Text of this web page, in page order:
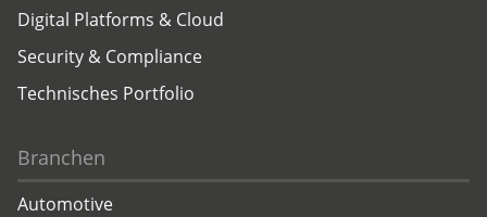
Digital Platforms & Cloud
Security & Compliance
Technisches Portfolio
Branchen
Automotive